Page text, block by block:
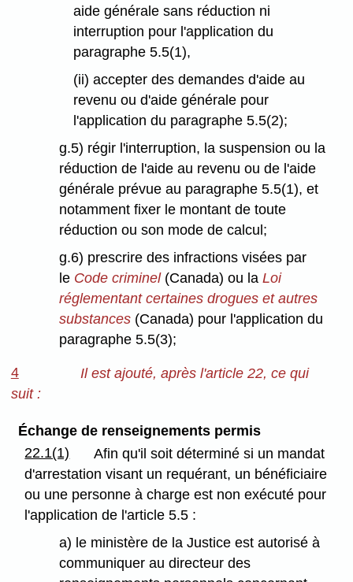
aide générale sans réduction ni
interruption pour l'application du
paragraphe 5.5(1),
(ii) accepter des demandes d'aide au
revenu ou d'aide générale pour
l'application du paragraphe 5.5(2);
g.5) régir l'interruption, la suspension ou la
réduction de l'aide au revenu ou de l'aide
générale prévue au paragraphe 5.5(1), et
notamment fixer le montant de toute
réduction ou son mode de calcul;
g.6) prescrire des infractions visées par
le Code criminel(Canada) ou laLoi
réglementant certaines drogues et autres
substances (Canada) pour l'application du
paragraphe 5.5(3);
4
Il est ajouté, après l'article 22, ce qui
suit :
Échange de renseignements permis
22.1(1)
Afin qu'il soit déterminé si un mandat
d'arrestation visant un requérant, un bénéficiaire
ou une personne à charge est non exécuté pour
l'application de l'article 5.5 :
a) le ministère de la Justice est autorisé à
communiquer au directeur des